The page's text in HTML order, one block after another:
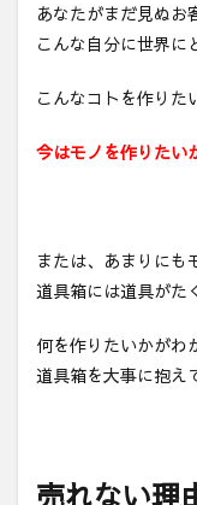
あなたがまだ見ぬお
こんな自分に世界に
こんなコトを作りた
今はモノを作りたい
または、あまりにも
道具箱には道具がた
何を作りたいかがわ
道具箱を大事に抱え
売れない理